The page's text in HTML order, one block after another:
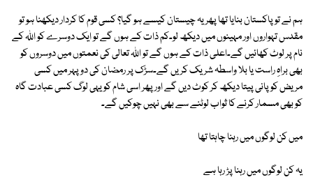
ہم نے تو پاکستان بنایا تھا پھر یہ چیستان کیسے ہو گیا؟ کسی قوم کا کردار دیکھنا ہو تو
مقدس تہواروں اور مہینوں میں دیکھ لو۔کم ذات کے ہوں گے تو ایک دوسرے کو اللہ کے
نام پر لوٹ کھائیں گے۔اعلی ذات کے ہوں گے تو اللہ تعالی کی نعمتوں میں دوسروں کو
بھی براہِ راست یا بلا واسطہ شریک کریں گے۔سڑک پر رمضان کی دوپہر میں کسی
مریض کو پانی پیتا دیکھ کر کوٹ دیں گے اور پھر اسی شام کو یہی لوگ کسی عبادت گاہ
کو بھی مسمار کرنے کا ثواب لوٹنے سے بھی نہیں چوکیں گے۔
میں کن لوگوں میں رہنا چاہتا تھا
یہ کن لوگوں میں رہنا پڑ رہا ہے